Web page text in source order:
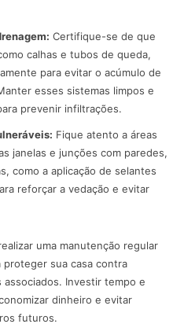
Certifique-se de que
calhas e tubos de queda,
para evitar o acúmulo de
esses sistemas limpos e
prevenir infiltrações.
Fique atento a áreas
janelas e junções com paredes,
como a aplicação de selantes
reforçar a vedação e evitar
uma manutenção regular
proteger sua casa contra
Investir tempo e
dinheiro e evitar
futuros.